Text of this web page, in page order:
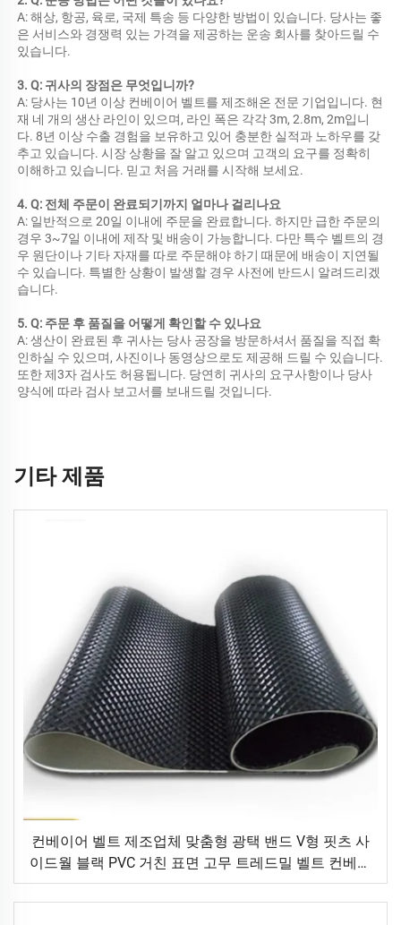
A: 해상, 항공, 육로, 국제 특송 등 다양한 방법이 있습니다. 당사는 좋
은 서비스와 경쟁력 있는 가격을 제공하는 운송 회사를 찾아드릴 수
있습니다.
3. Q: 귀사의 장점은 무엇입니까?
A: 당사는 10년 이상 컨베이어 벨트를 제조해온 전문 기업입니다. 현
재 네 개의 생산 라인이 있으며, 라인 폭은 각각 3m, 2.8m, 2m입니
다. 8년 이상 수출 경험을 보유하고 있어 충분한 실적과 노하우를 갖
추고 있습니다. 시장 상황을 잘 알고 있으며 고객의 요구를 정확히
이해하고 있습니다. 믿고 처음 거래를 시작해 보세요.
4. Q: 전체 주문이 완료되기까지 얼마나 걸리나요
A: 일반적으로 20일 이내에 주문을 완료합니다. 하지만 급한 주문의
경우 3~7일 이내에 제작 및 배송이 가능합니다. 다만 특수 벨트의 경
우 원단이나 기타 자재를 따로 주문해야 하기 때문에 배송이 지연될
수 있습니다. 특별한 상황이 발생할 경우 사전에 반드시 알려드리겠
습니다.
5. Q: 주문 후 품질을 어떻게 확인할 수 있나요
A: 생산이 완료된 후 귀사는 당사 공장을 방문하셔서 품질을 직접 확
인하실 수 있으며, 사진이나 동영상으로도 제공해 드릴 수 있습니다.
또한 제3자 검사도 허용됩니다. 당연히 귀사의 요구사항이나 당사
양식에 따라 검사 보고서를 보내드릴 것입니다.
기타 제품
컨베이어 벨트 제조업체 맞춤형 광택 밴드 V형 핏츠 사
이드월 블랙 PVC 거친 표면 고무 트레드밀 벨트 컨베이
어 벨트